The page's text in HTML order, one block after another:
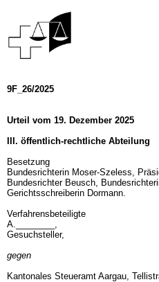
9F_26/2025
Urteil vom 19. Dezember 2025
III. öffentlich-rechtliche Abteilung
Besetzung
Bundesrichterin Moser-Szeless,
Bundesrichter Beusch,
Gerichtsschreiberin Dormann.
Verfahrensbeteiligte
A.________,
Gesuchsteller,
gegen
Kantonales Steueramt Aargau,